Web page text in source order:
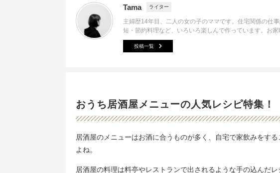
Tama ライター
主婦歴14年目、二人の女の子のママです。住宅関係の仕
短・節約料理など、いろいろ楽しんで作っています。お
投稿一覧
おうち居酒屋メニューの人気レシピ特集！
居酒屋のメニューはお酒に合うものが多く、自宅で家飲みをす
よね。
居酒屋の料理は料亭やレストランで出されるような手の込んだ